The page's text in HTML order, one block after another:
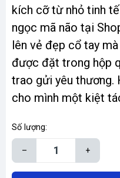
kích cỡ từ nhỏ tinh
ngọc mã não tại
lên vẻ đẹp cổ tay
được đặt trong hộp
trao gửi yêu thương.
cho mình một kiệt
Số lượng:
– +